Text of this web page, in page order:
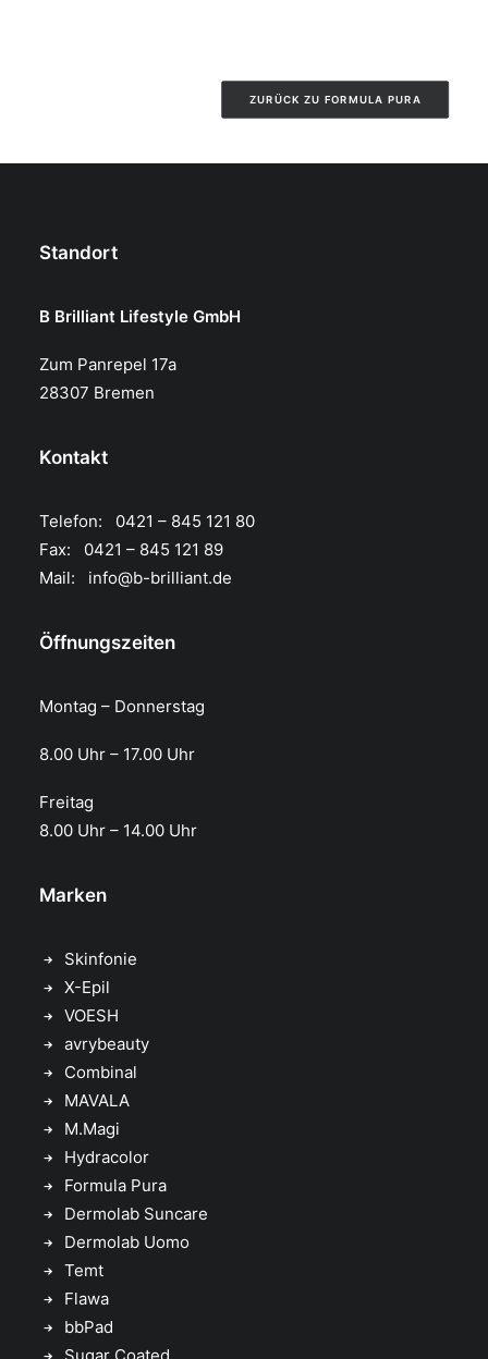
ZURÜCK ZU FORMULA PURA
Standort
B Brilliant Lifestyle GmbH
Zum Panrepel 17a
28307 Bremen
Kontakt
Telefon: 0421 – 845 121 80
Fax: 0421 – 845 121 89
Mail: info@b-brilliant.de
Öffnungszeiten
Montag – Donnerstag
8.00 Uhr – 17.00 Uhr​
Freitag
8.00 Uhr – 14.00 Uhr
Marken
Skinfonie
X-Epil
VOESH
avrybeauty
Combinal
MAVALA
M.Magi
Hydracolor
Formula Pura
Dermolab Suncare
Dermolab Uomo
Temt
Flawa
bbPad